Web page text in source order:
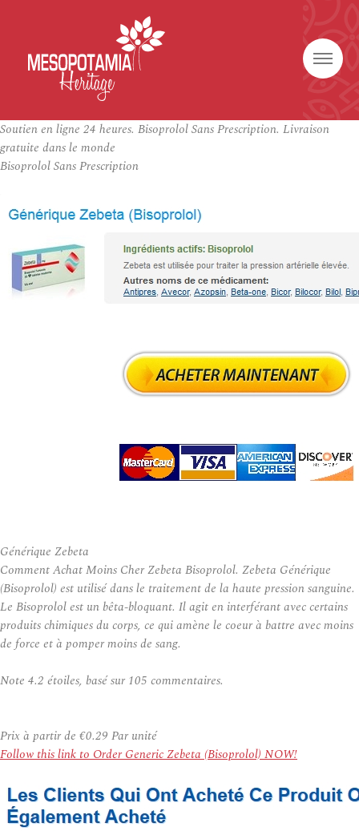
Soutien en ligne 24 heures. Bisoprolol Sans Prescription. Livraison
gratuite dans le monde
Bisoprolol Sans Prescription
Générique Zebeta
Comment Achat Moins Cher Zebeta Bisoprolol. Zebeta Générique
(Bisoprolol) est utilisé dans le traitement de la haute pression sanguine.
Le Bisoprolol est un bêta-bloquant. Il agit en interférant avec certains
produits chimiques du corps, ce qui amène le coeur à battre avec moins
de force et à pomper moins de sang.
Note 4.2 étoiles, basé sur 105 commentaires.
Prix à partir de €0.29 Par unité
Follow this link to Order Generic Zebeta (Bisoprolol) NOW!